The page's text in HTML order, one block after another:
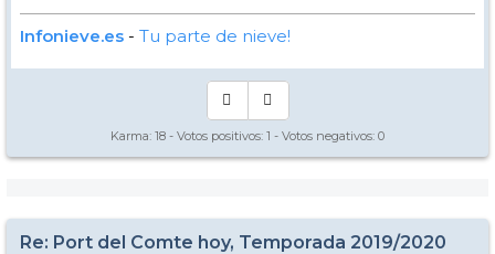
Infonieve.es - Tu parte de nieve!
Karma: 18 - Votos positivos: 1 - Votos negativos: 0
Re: Port del Comte hoy, Temporada 2019/2020